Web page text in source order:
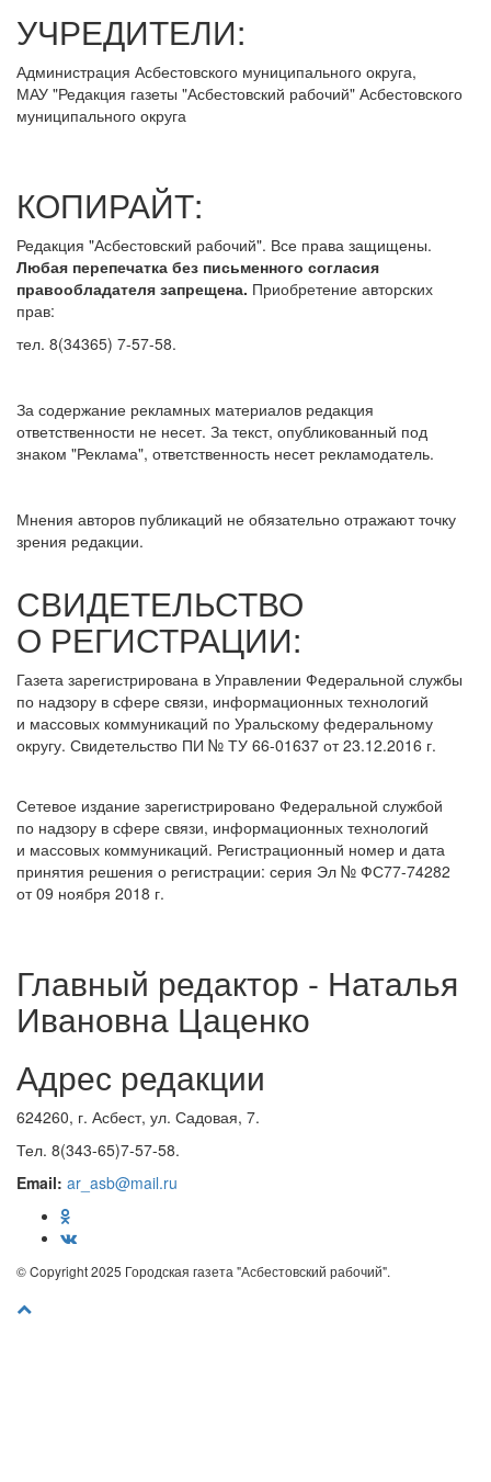
УЧРЕДИТЕЛИ:
Администрация Асбестовского муниципального округа,
МАУ"Редакция газеты "Асбестовский рабочий" Асбестовского
муниципального округа
КОПИРАЙТ:
Редакция "Асбестовский рабочий". Все права защищены.
Любая перепечатка без письменного согласия
правообладателя запрещена. Приобретение авторских
прав:
тел. 8(34365) 7-57-58.
За содержание рекламных материалов редакция
ответственности не несет. За текст, опубликованный под
знаком "Реклама", ответственность несет рекламодатель.
Мнения авторов публикаций не обязательно отражают точку
зрения редакции.
СВИДЕТЕЛЬСТВО
О РЕГИСТРАЦИИ:
Газета зарегистрирована в Управлении Федеральной службы
по надзору в сфере связи, информационных технологий
и массовых коммуникаций по Уральскому федеральному
округу. Свидетельство ПИ № ТУ 66-01637 от 23.12.2016 г.
Сетевое издание зарегистрировано Федеральной службой
по надзору в сфере связи, информационных технологий
и массовых коммуникаций. Регистрационный номер и дата
принятия решения о регистрации: серия Эл № ФС77-74282
от 09 ноября 2018 г.
Главный редактор - Наталья
Ивановна Цаценко
Адрес редакции
624260, г. Асбест, ул. Садовая, 7.
Тел. 8(343-65)7-57-58.
Email: ar_asb@mail.ru
© Copyright 2025 Городская газета "Асбестовский рабочий".